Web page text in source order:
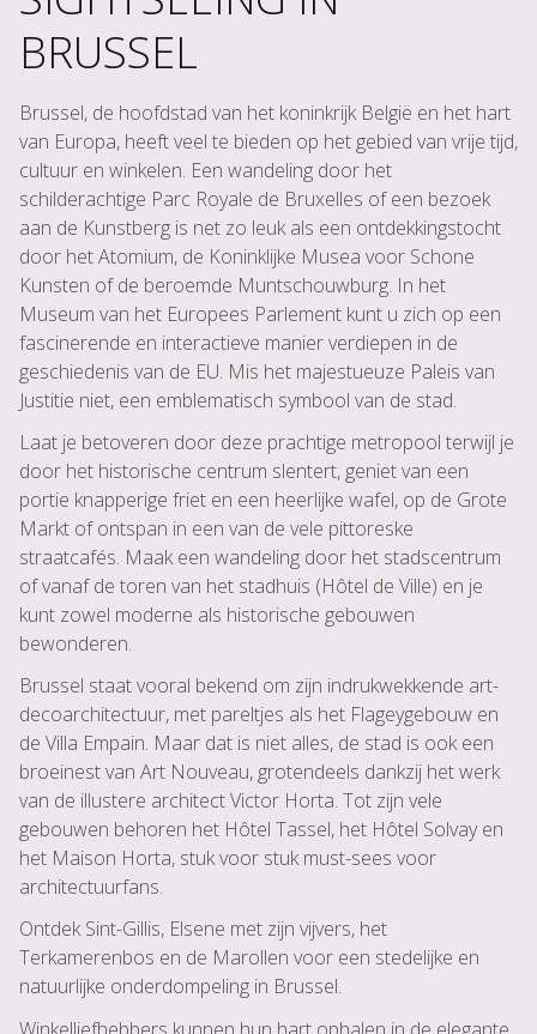
BRUSSEL
Brussel, de hoofdstad van het koninkrijk België en het hart
van Europa, heeft veel te bieden op het gebied van vrije tijd,
cultuur en winkelen. Een wandeling door het
schilderachtige Parc Royale de Bruxelles of een bezoek
aan de Kunstberg is net zo leuk als een ontdekkingstocht
door het Atomium, de Koninklijke Musea voor Schone
Kunsten of de beroemde Muntschouwburg. In het
Museum van het Europees Parlement kunt u zich op een
fascinerende en interactieve manier verdiepen in de
geschiedenis van de EU. Mis het majestueuze Paleis van
Justitie niet, een emblematisch symbool van de stad.
Laat je betoveren door deze prachtige metropool terwijl je
door het historische centrum slentert, geniet van een
portie knapperige friet en een heerlijke wafel, op de Grote
Markt of ontspan in een van de vele pittoreske
straatcafés. Maak een wandeling door het stadscentrum
of vanaf de toren van het stadhuis (Hôtel de Ville) en je
kunt zowel moderne als historische gebouwen
bewonderen.
Brussel staat vooral bekend om zijn indrukwekkende art-
decoarchitectuur, met pareltjes als het Flageygebouw en
de Villa Empain. Maar dat is niet alles, de stad is ook een
broeinest van Art Nouveau, grotendeels dankzij het werk
van de illustere architect Victor Horta. Tot zijn vele
gebouwen behoren het Hôtel Tassel, het Hôtel Solvay en
het Maison Horta, stuk voor stuk must-sees voor
architectuurfans.
Ontdek Sint-Gillis, Elsene met zijn vijvers, het
Terkamerenbos en de Marollen voor een stedelijke en
natuurlijke onderdompeling in Brussel.
Winkelliefhebbers kunnen hun hart ophalen in de elegante